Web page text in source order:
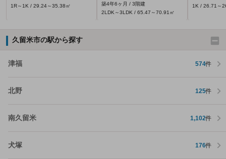
1R～1K / 29.24～35.38㎡
築4年6ヶ月 / 3階建
2LDK～3LDK / 65.47～70.91㎡
1K / 26.71～
久留米市の駅から探す
津福 574件
北野 125件
南久留米 1,102件
犬塚 176件